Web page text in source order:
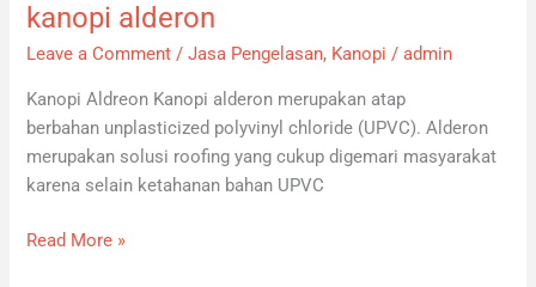
kanopi alderon
Leave a Comment /Jasa Pengelasan, Kanopi /admin
Kanopi Aldreon Kanopi alderon merupakan atap
berbahan unplasticized polyvinyl chloride (UPVC). Alderon
merupakan solusi roofing yang cukup digemari masyarakat
karena selain ketahanan bahan UPVC
kanopi
alderon
Read More »